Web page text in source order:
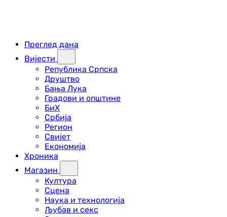
Преглед дана
Вијести
Република Српска
Друштво
Бања Лука
Градови и општине
БиХ
Србија
Регион
Свијет
Економија
Хроника
Магазин
Култура
Сцена
Наука и технологија
Љубав и секс